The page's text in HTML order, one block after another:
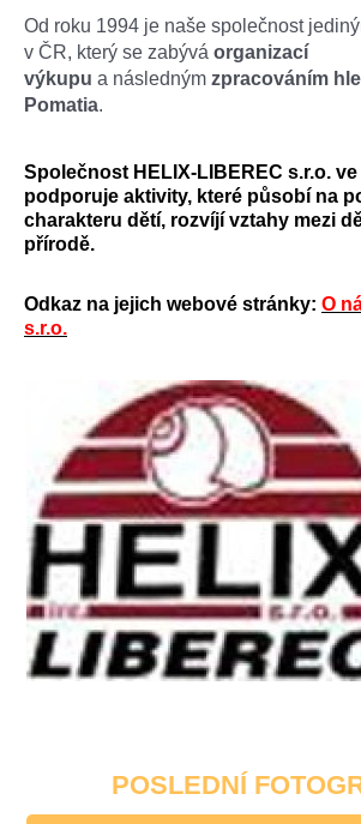
Od roku 1994 je naše společnost
v ČR, který se zabývá organizací
výkupu a následným zpracováním
Pomatia.
Společnost HELIX-LIBEREC s.r.o.
podporuje aktivity, které působí na
charakteru dětí, rozvíjí vztahy mezi
přírodě.
Odkaz na jejich webové stránky: O
s.r.o.
POSLEDNÍ